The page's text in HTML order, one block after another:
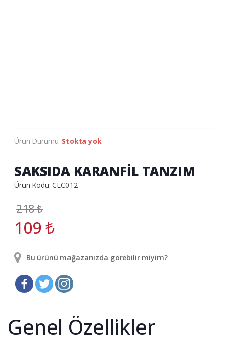
Ürün Durumu: Stokta yok
SAKSIDA KARANFİL TANZIM
Ürün Kodu: CLC012
218₺
109₺
Bu ürünü mağazanızda görebilir miyim?
Genel Özellikler